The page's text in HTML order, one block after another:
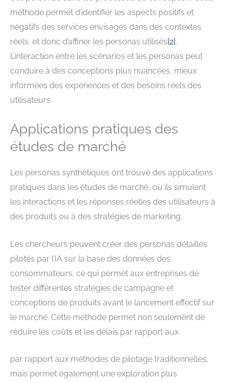
méthode permet d’identifier les aspects positifs et
négatifs des services envisagés dans des contextes
réels, et donc d’affiner les personas utilisés[2].
L’interaction entre les scénarios et les personas peut
conduire à des conceptions plus nuancées, mieux
informées des expériences et des besoins réels des
utilisateurs.
Applications pratiques des
études de marché
Les personas synthétiques ont trouvé des applications
pratiques dans les études de marché, où ils simulent
les interactions et les réponses réelles des utilisateurs à
des produits ou à des stratégies de marketing.
Les chercheurs peuvent créer des personas détaillés
pilotés par l’IA sur la base des données des
consommateurs, ce qui permet aux entreprises de
tester différentes stratégies de campagne et
conceptions de produits avant le lancement effectif sur
le marché. Cette méthode permet non seulement de
réduire les coûts et les délais par rapport aux
par rapport aux méthodes de pilotage traditionnelles,
mais permet également une exploration plus